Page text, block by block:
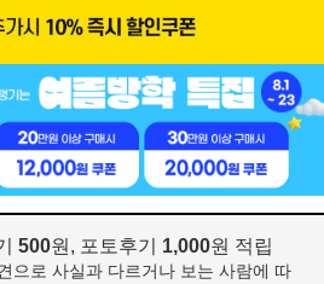
500원, 포토후기 1,000원 적립
으로 사실과 다르거나 보는 사람에 따